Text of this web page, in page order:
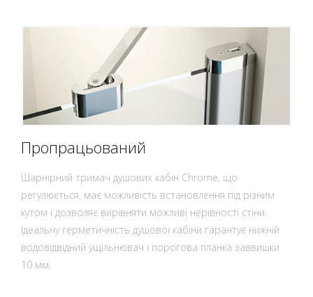
Пропрацьований
Шарнірний тримач душових кабін Chrome, що
регулюється, має можливість встановлення під різним
кутом і дозволяє вирівняти можливі нерівності стіни.
Ідеальну герметичність душової кабіни гарантує нижній
водовідвідний ущільнювач і порогова планка заввишки
10 мм.